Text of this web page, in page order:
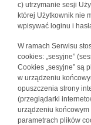
c) utrzymanie sesji
której Użytkownik nie
wpisywać loginu i
W ramach Serwisu
cookies: „sesyjne”
Cookies „sesyjne” są
w urządzeniu
opuszczenia strony
(przeglądarki
urządzeniu
parametrach plików